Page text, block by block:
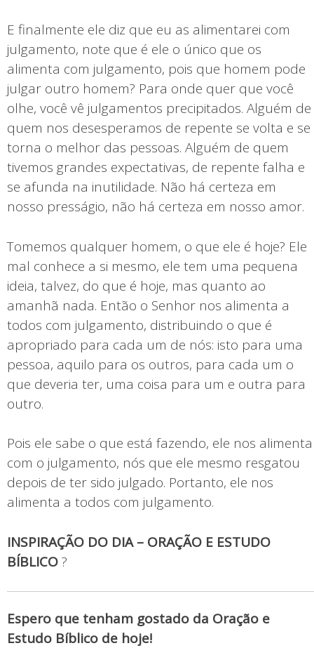
E finalmente ele diz que eu as alimentarei com
julgamento, note que é ele o único que os
alimenta com julgamento, pois que homem pode
julgar outro homem? Para onde quer que você
olhe, você vê julgamentos precipitados. Alguém de
quem nos desesperamos de repente se volta e se
torna o melhor das pessoas. Alguém de quem
tivemos grandes expectativas, de repente falha e
se afunda na inutilidade. Não há certeza em
nosso presságio, não há certeza em nosso amor.
Tomemos qualquer homem, o que ele é hoje? Ele
mal conhece a si mesmo, ele tem uma pequena
ideia, talvez, do que é hoje, mas quanto ao
amanhã nada. Então o Senhor nos alimenta a
todos com julgamento, distribuindo o que é
apropriado para cada um de nós: isto para uma
pessoa, aquilo para os outros, para cada um o
que deveria ter, uma coisa para um e outra para
outro.
Pois ele sabe o que está fazendo, ele nos alimenta
com o julgamento, nós que ele mesmo resgatou
depois de ter sido julgado. Portanto, ele nos
alimenta a todos com julgamento.
INSPIRAÇÃO DO DIA – ORAÇÃO E ESTUDO
BÍBLICO?
Espero que tenham gostado da Oração e
Estudo Bíblico de hoje!